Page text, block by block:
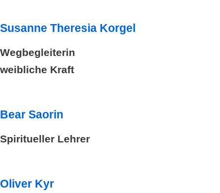
Susanne Theresia Korgel
Wegbegleiterin
weibliche Kraft
Bear Saorin
Spiritueller Lehrer
Oliver Kyr